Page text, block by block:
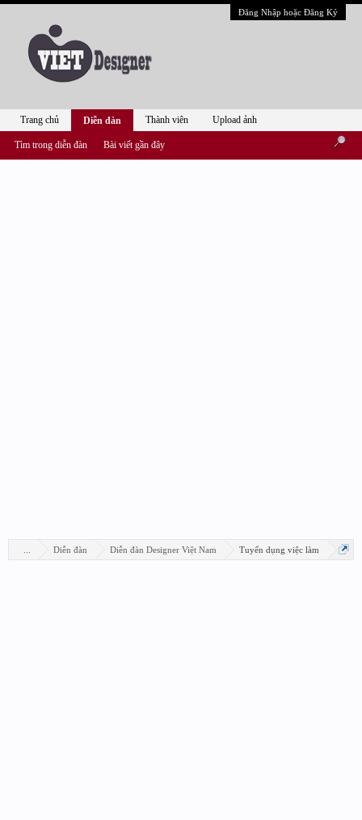
Đăng Nhập hoặc Đăng Ký
Diễn đàn Diễn đàn Designer Việt Nam Tuyển dụng việc làm
Trang chủ Diễn đàn
Tìm trong diễn đàn Bài viết gần đây
Thành viên Upload ảnh